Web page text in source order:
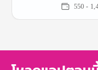
(บางน
550 -
of